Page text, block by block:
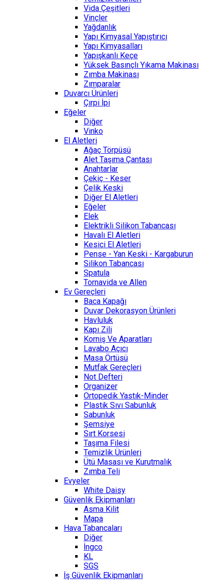
Vida Çeşitleri
Vinçler
Yağdanlık
Yapı Kimyasal Yapıştırıcı
Yapı Kimyasalları
Yapışkanlı Keçe
Yüksek Basınçlı Yıkama Makinası
Zımba Makinası
Zımparalar
Duvarcı Ürünleri
Çırpi İpi
Eğeler
Diğer
Vinko
El Aletleri
Ağaç Törpüsü
Alet Taşıma Çantası
Anahtarlar
Çekiç - Keser
Çelik Keski
Diğer El Aletleri
Eğeler
Elek
Elektrikli Silikon Tabancası
Havalı El Aletleri
Kesici El Aletleri
Pense - Yan Keski - Kargaburun
Silikon Tabancası
Spatula
Tornavida ve Allen
Ev Gereçleri
Baca Kapağı
Duvar Dekorasyon Ürünleri
Havluluk
Kapı Zili
Korniş Ve Aparatları
Lavabo Açıcı
Masa Örtüsü
Mutfak Gereçleri
Not Defteri
Organizer
Ortopedik Yastık-Minder
Plastik Sıvı Sabunluk
Sabunluk
Şemsiye
Sırt Korsesi
Taşıma Filesi
Temizlik Ürünleri
Ütü Masası ve Kurutmalık
Zımba Teli
Evyeler
White Daisy
Güvenlik Ekipmanları
Asma Kilit
Mapa
Hava Tabancaları
Diğer
İngco
KL
SGS
İş Güvenlik Ekipmanları